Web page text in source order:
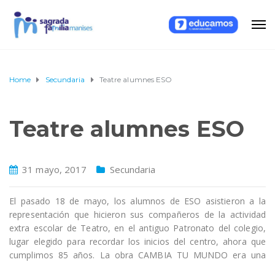
Home Secundaria Teatre alumnes ESO
Teatre alumnes ESO
31 mayo, 2017 Secundaria
El pasado 18 de mayo, los alumnos de ESO asistieron a la
representación que hicieron sus compañeros de la actividad
extra escolar de Teatro, en el antiguo Patronato del colegio,
lugar elegido para recordar los inicios del centro, ahora que
cumplimos 85 años. La obra CAMBIA TU MUNDO era una